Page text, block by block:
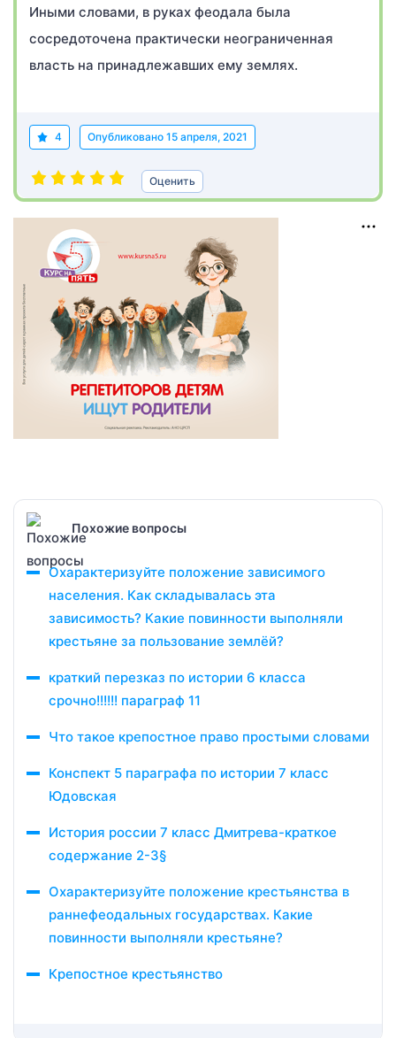
Иными словами, в руках феодала была
сосредоточена практически неограниченная
власть на принадлежавших ему землях.
4 Опубликовано 15 апреля, 2021
Оценить
Похожие вопросы
Охарактеризуйте положение зависимого
населения. Как складывалась эта
зависимость? Какие повинности выполняли
крестьяне за пользование землёй?
краткий перезказ по истории 6 класса
срочно!!!!!! параграф 11
Что такое крепостное право простыми словами
Конспект 5 параграфа по истории 7 класс
Юдовская
История россии 7 класс Дмитрева-краткое
содержание 2-3§
Охарактеризуйте положение крестьянства в
раннефеодальных государствах. Какие
повинности выполняли крестьяне?
Крепостное крестьянство